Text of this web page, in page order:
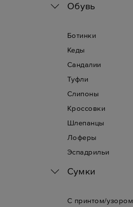
Обувь
Ботинки
Кеды
Сандалии
Туфли
Слипоны
Кроссовки
Шлепанцы
Лоферы
Эспадрильи
Сумки
С принтом/узором